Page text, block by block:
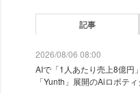
記事
2026/08/06 08:00
AIで「1人あたり売上8億円
「Yunth」展開のAiロボテ